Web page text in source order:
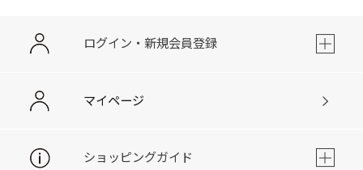
ログイン・新規会員登録
マイページ
ショッピングガイド